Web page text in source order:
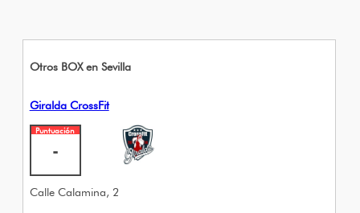
Otros BOX en Sevilla
Giralda CrossFit
Puntuación
-
Calle Calamina, 2